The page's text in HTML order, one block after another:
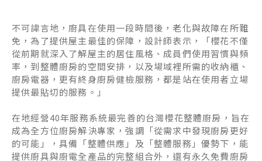
不可諱言地，廚具在使用一段時間後，老化與故障在所難
免，為了提供屋主最佳的保障，設計師表示，「櫻花不僅
從前期就深入了解屋主的居住風格、成員們使用習慣與頻
率，到整體廚房的空間安排，以及場域裡所需的收納櫃、
廚房電器，更有終身廚房健檢服務，都是站在使用者立場
提供最貼切的服務。」
在地經營40年服務系統最完善的台灣櫻花整體廚房，旨在
成為全方位廚房解決專家，強調「從需求中發現廚房更好
的可能」，具備「整體供應」及「整體服務」優勢下，能
提供廚具與廚電全產品的完整組合外，還有永久免費廚房